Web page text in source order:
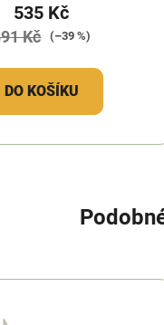
535 Kč
Kč (–39 %)
DO KOŠÍKU